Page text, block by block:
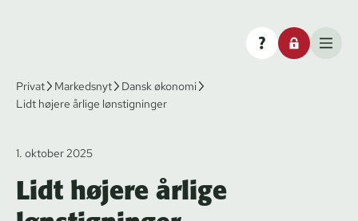
Privat Markedsnyt
Dansk økonomi
Lidt højere årlige lønstigninger
1. oktober 2025
Lidt højere årlige